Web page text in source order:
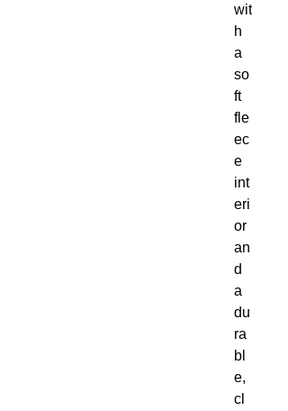
wit
h
a
so
ft
fle
ec
e
int
eri
or
an
d
a
du
ra
bl
e,
cl